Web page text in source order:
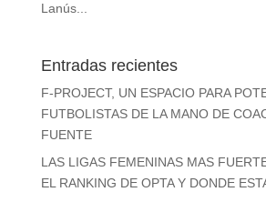
Lanús...
Entradas recientes
F-PROJECT, UN ESPACIO PARA
FUTBOLISTAS DE LA MANO DE
FUENTE
LAS LIGAS FEMENINAS MAS
EL RANKING DE OPTA Y DONDE